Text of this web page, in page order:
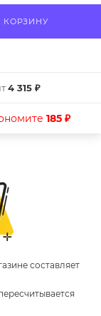
КОРЗИНУ
4 315 ₽
185 ₽
составляет